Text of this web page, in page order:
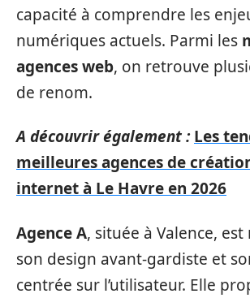
capacité à comprendre les
numériques actuels. Parmi les
agences web, on retrouve
de renom.
A découvrir également : Les
meilleures agences de
internet à Le Havre en 2026
Agence A, située à Valence,
son design avant-gardiste et
centrée sur l’utilisateur. Elle